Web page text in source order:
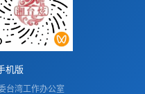
机版
台湾工作办公室